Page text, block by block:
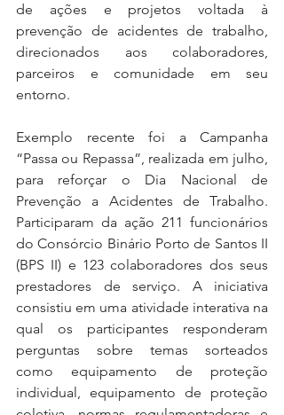
de ações e projetos voltada à
prevenção de acidentes de trabalho,
direcionados aos colaboradores,
parceiros e comunidade em seu
entorno.
Exemplo recente foi a Campanha
“Passa ou Repassa”, realizada em julho,
para reforçar o Dia Nacional de
Prevenção a Acidentes de Trabalho.
Participaram da ação 211 funcionários
do Consórcio Binário Porto de Santos II
(BPS II) e 123 colaboradores dos seus
prestadores de serviço. A iniciativa
consistiu em uma atividade interativa na
qual os participantes responderam
perguntas sobre temas sorteados
como equipamento de proteção
individual, equipamento de proteção